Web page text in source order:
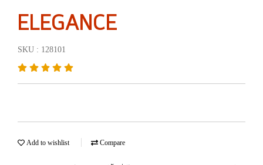
ELEGANCE
SKU : 128101
Add to wishlist Compare